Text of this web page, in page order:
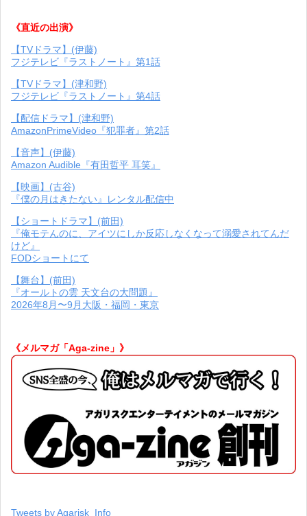
《直近の出演》
【TVドラマ】(伊藤)
フジテレビ『ラストノート』第1話
【TVドラマ】(津和野)
フジテレビ『ラストノート』第4話
【配信ドラマ】(津和野)
AmazonPrimeVideo『犯罪者』第2話
【音声】(伊藤)
Amazon Audible『有田哲平 耳笑』
【映画】(古谷)
『僕の月はきたない』レンタル配信中
【ショートドラマ】(前田)
『俺モテんのに、アイツにしか反応しなくなって溺愛されてんだ
けど』
FODショートにて
【舞台】(前田)
『オールトの雲 天文台の大問題』
2026年8月〜9月大阪・福岡・東京
《メルマガ「Aga-zine」》
Tweets by Agarisk_Info